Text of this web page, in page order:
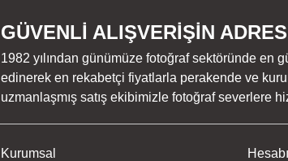
GÜVENLİ ALIŞVERİŞİN
1982 yılından günümüze fotoğraf sektöründe en
edinerek en rekabetçi fiyatlarla perakende ve
uzmanlaşmış satış ekibimizle fotoğraf severlere
Kurumsal